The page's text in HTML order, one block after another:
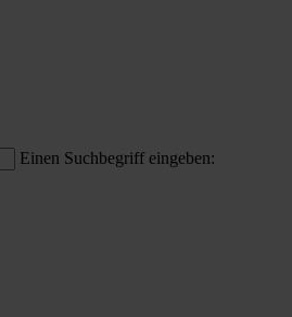
Einen Suchbegriff eingeben: